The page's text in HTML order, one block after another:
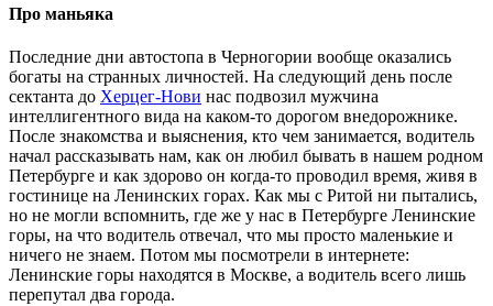
Про маньяка
Последние дни автостопа в Черногории вообще оказались
богаты на странных личностей. На следующий день после
сектанта до Херцег-Нови нас подвозил мужчина
интеллигентного вида на каком-то дорогом внедорожнике.
После знакомства и выяснения, кто чем занимается, водитель
начал рассказывать нам, как он любил бывать в нашем родном
Петербурге и как здорово он когда-то проводил время, живя в
гостинице на Ленинских горах. Как мы с Ритой ни пытались,
но не могли вспомнить, где же у нас в Петербурге Ленинские
горы, на что водитель отвечал, что мы просто маленькие и
ничего не знаем. Потом мы посмотрели в интернете:
Ленинские горы находятся в Москве, а водитель всего лишь
перепутал два города.